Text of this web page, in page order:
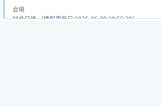
会場
試合日時 - [情報更新日:2025-05-30 20:55:20]